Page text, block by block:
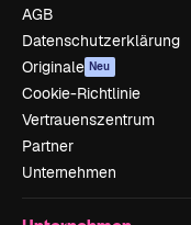
AGB
Datenschutzerklärung
Originale Neu
Cookie-Richtlinie
Vertrauenszentrum
Partner
Unternehmen